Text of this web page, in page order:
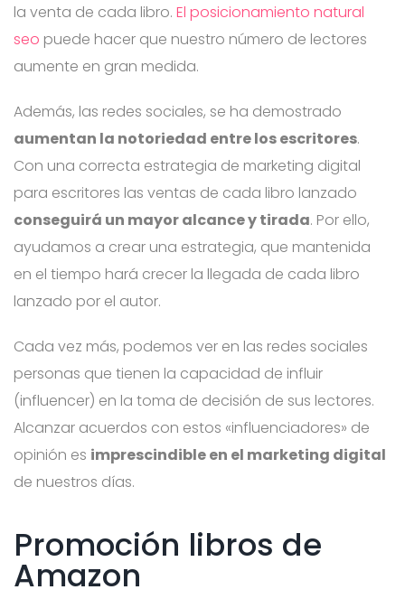
la venta de cada libro. El posicionamiento natural
seo puede hacer que nuestro número de lectores
aumente en gran medida.
Además, las redes sociales, se ha demostrado
aumentan la notoriedad entre los escritores.
Con una correcta estrategia de marketing digital
para escritores las ventas de cada libro lanzado
conseguirá un mayor alcance y tirada. Por ello,
ayudamos a crear una estrategia, que mantenida
en el tiempo hará crecer la llegada de cada libro
lanzado por el autor.
Cada vez más, podemos ver en las redes sociales
personas que tienen la capacidad de influir
(influencer) en la toma de decisión de sus lectores.
Alcanzar acuerdos con estos «influenciadores» de
opinión es imprescindible en el marketing digital
de nuestros días.
Promoción libros de
Amazon